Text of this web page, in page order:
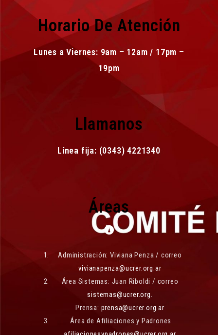
Horario De Atención
Lunes a Viernes: 9am – 12am / 17pm –
19pm
Llamanos
Línea fija: (0343) 4221340
Áreas
Administración: Viviana Penza / correo
vivianapenza@ucrer.org.ar
Área Sistemas: Juan Riboldi / correo
sistemas@ucrer.org.
Prensa: prensa@ucrer.org.ar
Área de Afiliaciones y Padrones